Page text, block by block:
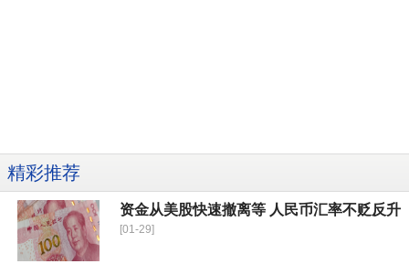
精彩推荐
资金从美股快速撤离等 人民币汇率不贬反升
[01-29]